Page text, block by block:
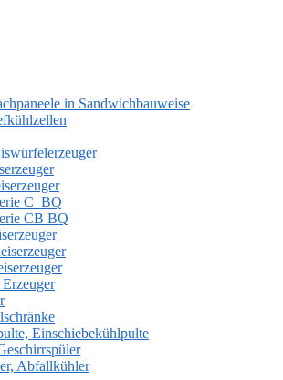
in Sandwichbauweise
C_BQ
CB BQ
Einschiebekühlpulte
Abfallkühler